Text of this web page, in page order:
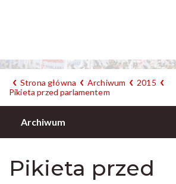
Strona główna Archiwum
2015
Pikieta przed parlamentem
Archiwum
Pikieta przed